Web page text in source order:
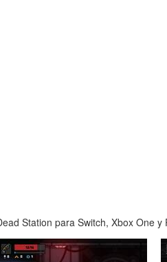
Station para Switch, Xbox One